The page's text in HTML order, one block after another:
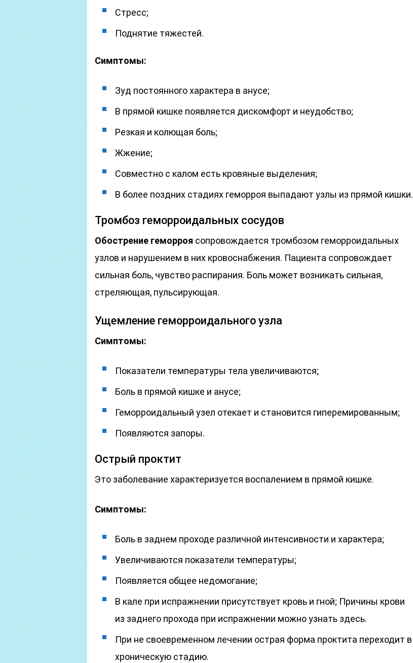
Стресс;
Поднятие тяжестей.
Симптомы:
Зуд постоянного характера в анусе;
В прямой кишке появляется дискомфорт и неудобство;
Резкая и колющая боль;
Жжение;
Совместно с калом есть кровяные выделения;
В более поздних стадиях геморроя выпадают узлы из прямой кишки.
Тромбоз геморроидальных сосудов
Обострение геморроя сопровождается тромбозом геморроидальных
узлов и нарушением в них кровоснабжения. Пациента сопровождает
сильная боль, чувство распирания. Боль может возникать сильная,
стреляющая, пульсирующая.
Ущемление геморроидального узла
Симптомы:
Показатели температуры тела увеличиваются;
Боль в прямой кишке и анусе;
Геморроидальный узел отекает и становится гиперемированным;
Появляются запоры.
Острый проктит
Это заболевание характеризуется воспалением в прямой кишке.
Симптомы:
Боль в заднем проходе различной интенсивности и характера;
Увеличиваются показатели температуры;
Появляется общее недомогание;
В кале при испражнении присутствует кровь и гной; Причины крови
из заднего прохода при испражнении можно узнать здесь.
При не своевременном лечении острая форма проктита переходит в
хроническую стадию.